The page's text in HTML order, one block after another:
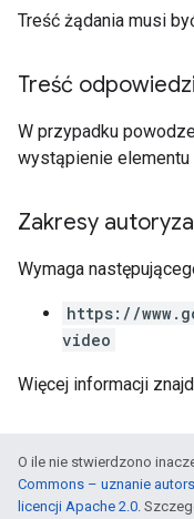
Treść żądania musi
Treść
W przypadku
wystąpienie elementu
Zakresy
Wymaga
https://
video
Więcej informacji
O ile nie stwierdzono
Commons – uznanie
licencji Apache 2.0.